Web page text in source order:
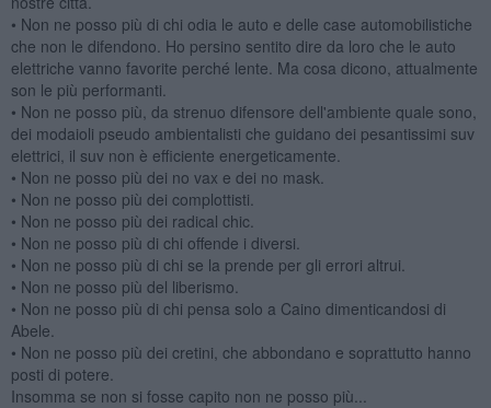
• Non ne posso più di chi odia le auto e delle case automobilistiche
che non le difendono. Ho persino sentito dire da loro che le auto
elettriche vanno favorite perché lente. Ma cosa dicono, attualmente
son le più performanti.
• Non ne posso più, da strenuo difensore dell'ambiente quale sono,
dei modaioli pseudo ambientalisti che guidano dei pesantissimi suv
elettrici, il suv non è efficiente energeticamente.
• Non ne posso più dei no vax e dei no mask.
• Non ne posso più dei complottisti.
• Non ne posso più dei radical chic.
• Non ne posso più di chi offende i diversi.
• Non ne posso più di chi se la prende per gli errori altrui.
• Non ne posso più del liberismo.
• Non ne posso più di chi pensa solo a Caino dimenticandosi di
Abele.
• Non ne posso più dei cretini, che abbondano e soprattutto hanno
posti di potere.
Insomma se non si fosse capito non ne posso più...